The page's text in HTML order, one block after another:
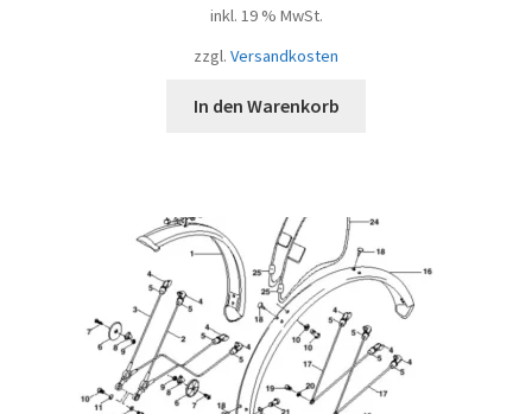
inkl. 19 % MwSt.
zzgl. Versandkosten
In den Warenkorb